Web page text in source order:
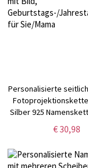
Personalisierte
Silber 925
Geburtstags-/
für Sie/Mama
€ 30,98